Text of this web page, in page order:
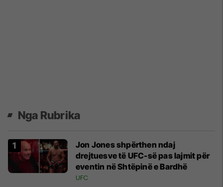
Nga Rubrika
Jon Jones shpërthen ndaj
drejtuesve të UFC-së pas lajmit për
eventin në Shtëpinë e Bardhë
UFC